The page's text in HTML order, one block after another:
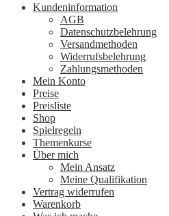
Kundeninformation
AGB
Datenschutzbelehrung
Versandmethoden
Widerrufsbelehrung
Zahlungsmethoden
Mein Konto
Preise
Preisliste
Shop
Spielregeln
Themenkurse
Über mich
Mein Ansatz
Meine Qualifikation
Vertrag widerrufen
Warenkorb